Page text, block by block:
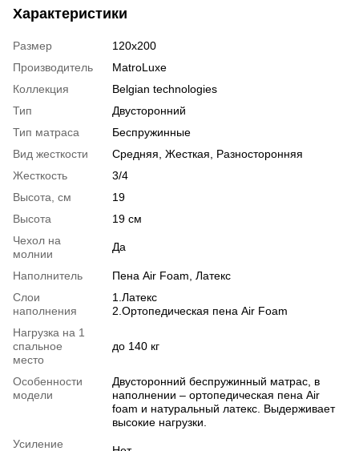
Характеристики
Размер
120х200
Производитель
MatroLuxe
Коллекция
Belgian technologies
Тип
Двусторонний
Тип матраса
Беспружинные
Вид жесткости
Средняя, Жесткая, Разносторонняя
Жесткость
3/4
Высота, см
19
Высота
19 см
Чехол на
молнии
Да
Наполнитель
Пена Air Foam, Латекс
Слои
наполнения
1.Латекс
2.Ортопедическая пена Air Foam
Нагрузка на 1
спальное
место
до 140 кг
Особенности
модели
Двусторонний беспружинный матрас, в
наполнении – ортопедическая пена Air
foam и натуральный латекс. Выдерживает
высокие нагрузки.
Усиление